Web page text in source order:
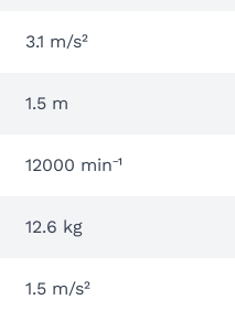
3.1 m/s²
1.5 m
12000 min⁻¹
12.6 kg
1.5 m/s²